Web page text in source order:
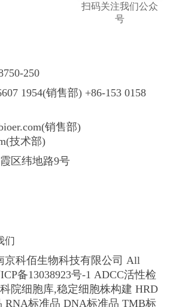
扫码关注我们公众
号
250
1954(销售部) +86-153 0158
销售部)
技术部)
区纬地路9号
们
京科佰生物科技有限公司 All
备13038923号-1 ADCC活性检
院细胞库,稳定细胞株构建 HRD
RNA标准品 DNA标准品 TMB标